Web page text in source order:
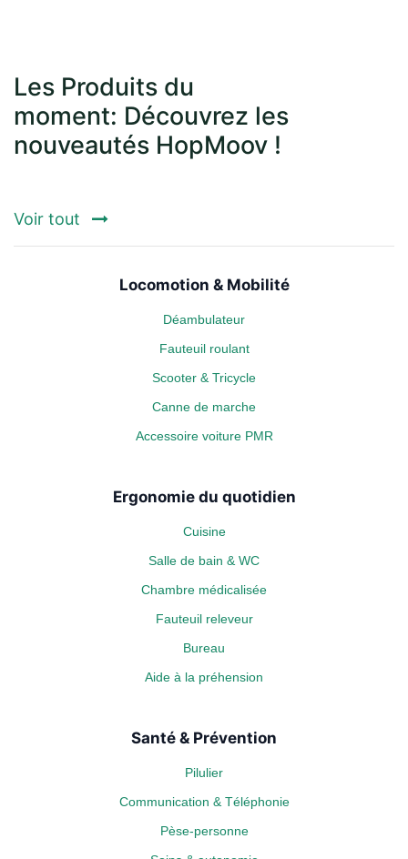
Les Produits du
moment: Découvrez les
nouveautés HopMoov !
Voir tout
Locomotion & Mobilité
Déambulateur
Fauteuil roulant
Scooter & Tricycle
Canne de marche
Accessoire voiture PMR
Ergonomie du quotidien
Cuisine
Salle de bain & WC
Chambre médicalisée
Fauteuil releveur
Bureau
Aide à la préhension
Santé & Prévention
Pilulier
Communication & Téléphonie
Pèse-personne